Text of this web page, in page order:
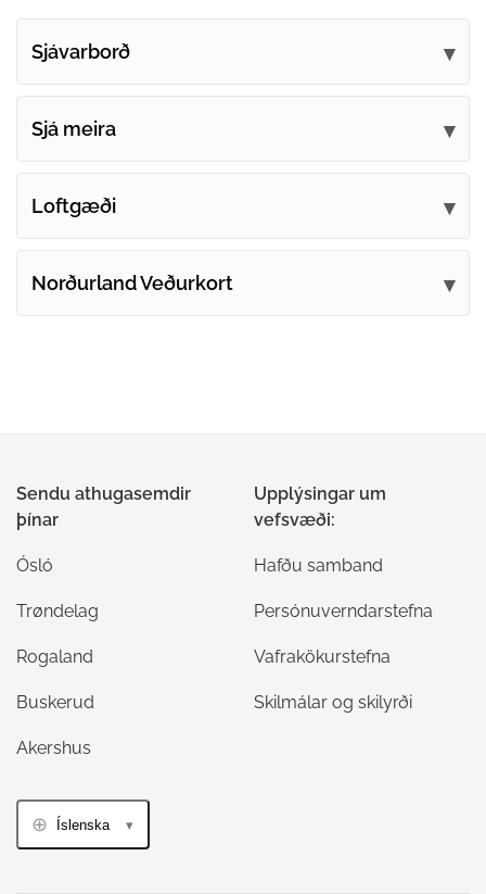
Sjávarborð
Sjá meira
Loftgæði
Norðurland Veðurkort
Sendu athugasemdir
þínar
Ósló
Trøndelag
Rogaland
Buskerud
Akershus
Upplýsingar um
vefsvæði:
Hafðu samband
Persónuverndarstefna
Vafrakökurstefna
Skilmálar og skilyrði
Íslenska